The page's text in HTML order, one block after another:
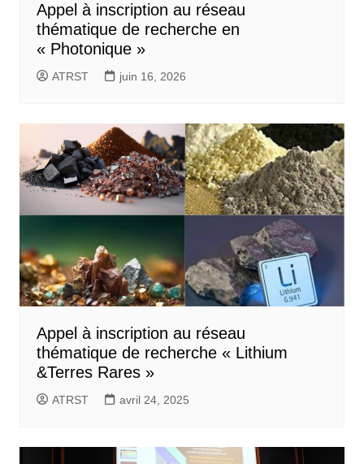
Appel à inscription au réseau
thématique de recherche en
« Photonique »
ATRST juin 16, 2026
Appel à inscription au réseau
thématique de recherche « Lithium
&Terres Rares »
ATRST avril 24, 2025